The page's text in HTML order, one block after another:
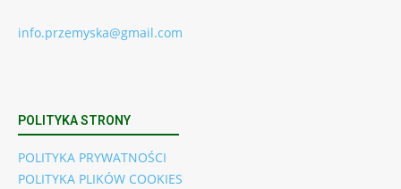
info.przemyska@gmail.com
POLITYKA STRONY
POLITYKA PRYWATNOŚCI
POLITYKA PLIKÓW COOKIES